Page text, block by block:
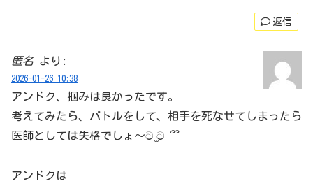
返信
匿名 より:
2026-01-26 10:38
アンドク、掴みは良かったです。
考えてみたら、バトルをして、相手を死なせてしまったら
医師としては失格でしょ～ට ̫ට ՞՞
アンドクは